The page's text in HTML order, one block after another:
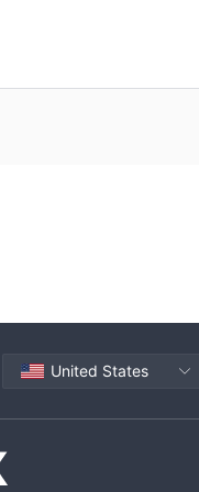
kaufen und
liquide Markt ist
und
Kaffee und Zucker)
United States